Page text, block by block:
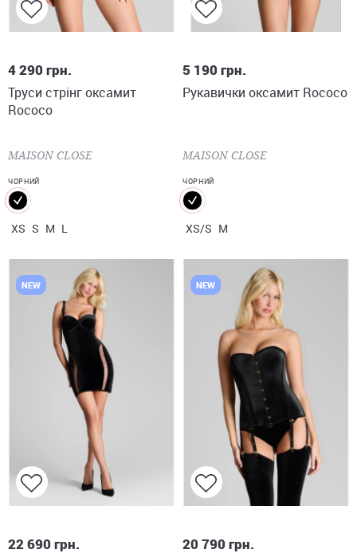
4 290грн.
Труси стрінг оксамит
Rococo
MAISON CLOSE
ЧОРНИЙ
XS S M L
5 190грн.
Рукавички оксамит Rococo
MAISON CLOSE
ЧОРНИЙ
XS/S M
NEW
22 690грн.
NEW
20 790грн.